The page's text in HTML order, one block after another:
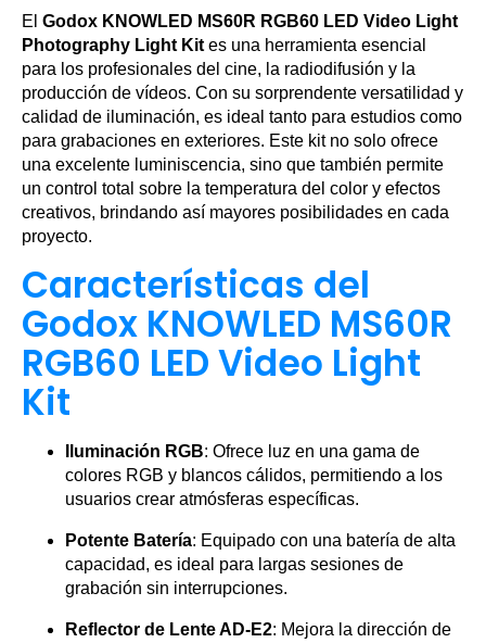
El Godox KNOWLED MS60R RGB60 LED Video Light
Photography Light Kites una herramienta esencial
para los profesionales del cine, la radiodifusión y la
producción de vídeos. Con su sorprendente versatilidad y
calidad de iluminación, es ideal tanto para estudios como
para grabaciones en exteriores. Este kit no solo ofrece
una excelente luminiscencia, sino que también permite
un control total sobre la temperatura del color y efectos
creativos, brindando así mayores posibilidades en cada
proyecto.
Características del
Godox KNOWLED MS60R
RGB60 LED Video Light
Kit
Iluminación RGB: Ofrece luz en una gama de
colores RGB y blancos cálidos, permitiendo a los
usuarios crear atmósferas específicas.
Potente Batería: Equipado con una batería de alta
capacidad, es ideal para largas sesiones de
grabación sin interrupciones.
Reflector de Lente AD-E2: Mejora la dirección de